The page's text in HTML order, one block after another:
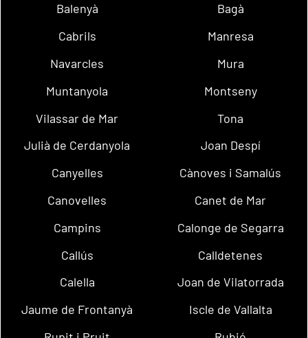
Balenyà
Bagà
Cabrils
Manresa
Navarcles
Mura
Muntanyola
Montseny
Vilassar de Mar
Tona
Julià de Cerdanyola
Joan Despí
Canyelles
Cànoves i Samalús
Canovelles
Canet de Mar
Campins
Calonge de Segarra
Callús
Calldetenes
Calella
Joan de Vilatorrada
Jaume de Frontanyà
Iscle de Vallalta